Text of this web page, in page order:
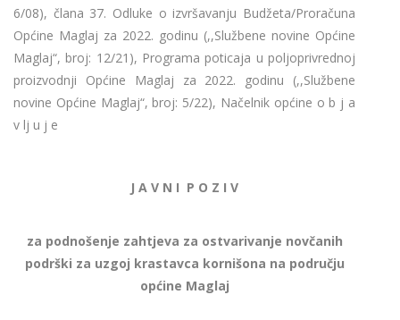
6/08), člana 37. Odluke o izvršavanju Budžeta/Proračuna
Općine Maglaj za 2022. godinu (,,Službene novine Općine
Maglaj“, broj: 12/21), Programa poticaja u poljoprivrednoj
proizvodnji Općine Maglaj za 2022. godinu (,,Službene
novine Općine Maglaj“, broj: 5/22), Načelnik općine o b j a
v lj u j e
J A V N I P O Z I V
za podnošenje zahtjeva za ostvarivanje novčanih
podrški za uzgoj krastavca kornišona na području
općine Maglaj